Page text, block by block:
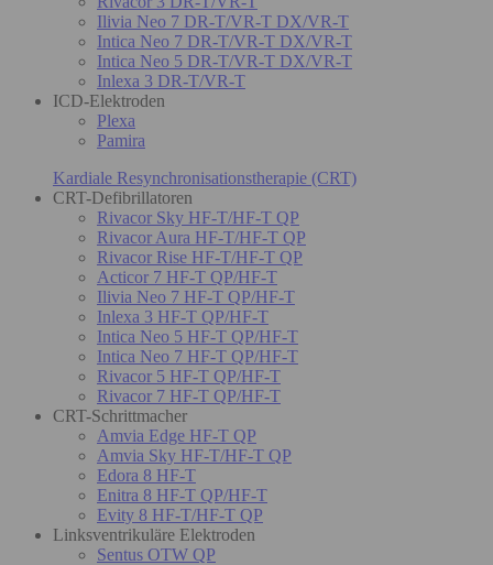
Ilivia Neo 7 DR-T/VR-T DX/VR-T
Intica Neo 7 DR-T/VR-T DX/VR-T
Intica Neo 5 DR-T/VR-T DX/VR-T
Inlexa 3 DR-T/VR-T
ICD-Elektroden
Plexa
Pamira
Kardiale Resynchronisationstherapie (CRT)
CRT-Defibrillatoren
Rivacor Sky HF-T/HF-T QP
Rivacor Aura HF-T/HF-T QP
Rivacor Rise HF-T/HF-T QP
Acticor 7 HF-T QP/HF-T
Ilivia Neo 7 HF-T QP/HF-T
Inlexa 3 HF-T QP/HF-T
Intica Neo 5 HF-T QP/HF-T
Intica Neo 7 HF-T QP/HF-T
Rivacor 5 HF-T QP/HF-T
Rivacor 7 HF-T QP/HF-T
CRT-Schrittmacher
Amvia Edge HF-T QP
Amvia Sky HF-T/HF-T QP
Edora 8 HF-T
Enitra 8 HF-T QP/HF-T
Evity 8 HF-T/HF-T QP
Linksventrikuläre Elektroden
Sentus OTW QP